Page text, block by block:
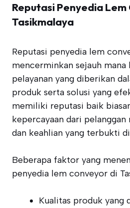
Reputasi Penyedia
Tasikmalaya
Reputasi penyedia lem
mencerminkan sejauh mana
pelayanan yang diberikan
produk serta solusi yang
memiliki reputasi baik
kepercayaan dari
dan keahlian yang terbukti
Beberapa faktor yang
penyedia lem conveyor di
Kualitas produk yang